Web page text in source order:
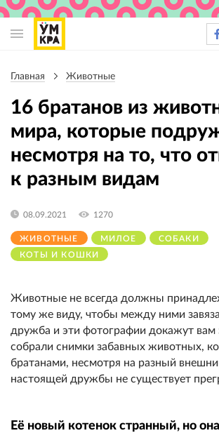
навигация
навигации
Главная Животные
16 братанов из
мира, которые
несмотря на то, что
к разным видам
ЖИВОТНЫЕ МИЛОЕ
СОБАКИ
КОТЫ И КОШКИ
08.09.2021 1270
Животные не всегда должны
тому же виду, чтобы между ними
дружба и эти фотографии докажут
собрали снимки забавных животных,
братанами, несмотря на разный
настоящей дружбы не существует
Её новый котенок странный, но